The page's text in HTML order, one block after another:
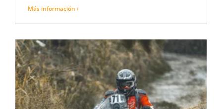
Más información ›